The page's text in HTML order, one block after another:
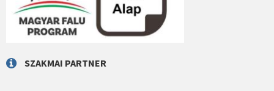
SZAKMAI PARTNER